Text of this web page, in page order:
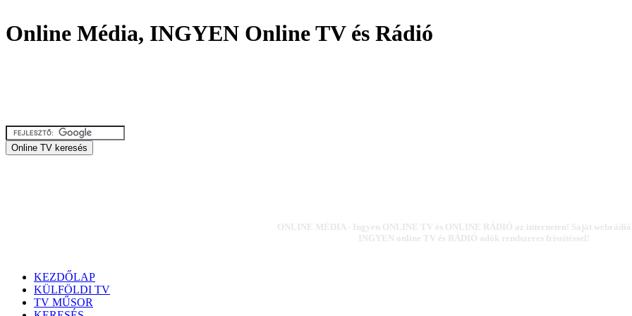
Online Média, INGYEN Online TV és Rádió
ONLINE MÉDIA - Ingyen ONLINE TV és ONLINE RÁDIÓ az interneten! Saját webrádió
INGYEN online TV és RÁDIÓ adók rendszeres frissítéssel!
KEZDŐLAP
KÜLFÖLDI TV
TV MŰSOR